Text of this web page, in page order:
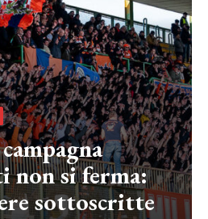
non si ferma:
sottoscritte